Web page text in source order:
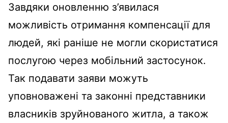
Завдяки оновленню з’явилася
можливість отримання компенсації для
людей, які раніше не могли скористатися
послугою через мобільний застосунок.
Так подавати заяви можуть
уповноважені та законні представники
власників зруйнованого житла, а також